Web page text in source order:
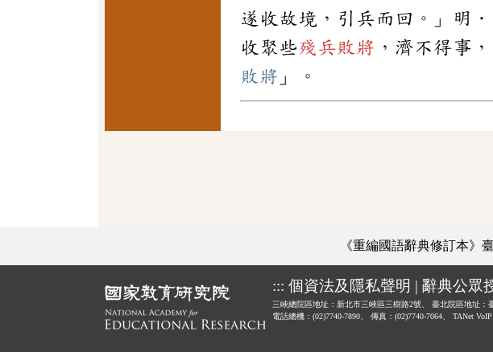
遂收故境，引兵而回。」明
收聚些殘兵敗將 ，濟不得事
敗將 」。
《重編國語辭典修訂本》
::: 個資法及隱私聲明 | 辭典公眾
三峽總院區地址：新北市三峽區三樹路2號、 臺北院區地址：
電話總機：(02)7740-7890、
傳真：(02)7740-7064、 TANet